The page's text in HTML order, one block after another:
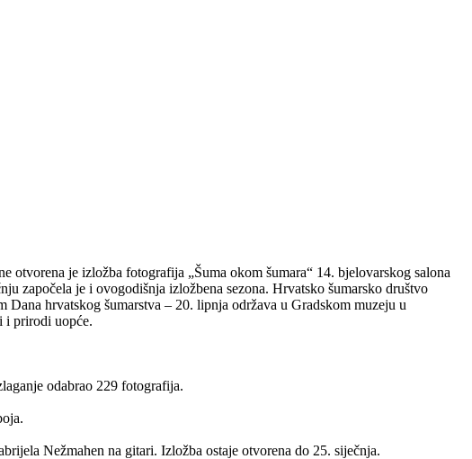
je izložba fotografija „Šuma okom šumara“ 14. bjelovarskog salona
započela je i ovogodišnja izložbena sezona. Hrvatsko šumarsko društvo
hrvatskog šumarstva – 20. lipnja održava u Gradskom muzeju u
i prirodi uopće.
odabrao 229 fotografija.
Nežmahen na gitari. Izložba ostaje otvorena do 25. siječnja.